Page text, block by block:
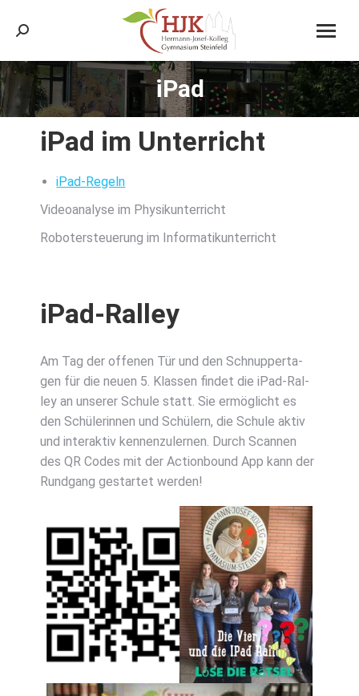
Search:
iPad
Sie befinden sich hier:
iPad im Unter­richt
iPad-Regeln
Video­ana­ly­se im Phy­sik­un­ter­richt
Robo­ter­steue­rung im Infor­ma­tik­un­ter­richt
iPad-Ral­ley
Am Tag der offe­nen Tür und den Schnup­per­ta­
gen für die neu­en 5. Klas­sen fin­det die iPad-Ral­
ley an unse­rer Schu­le statt. Sie ermög­licht es
den Schü­le­rin­nen und Schü­lern, die Schu­le aktiv
und inter­ak­tiv ken­nen­zu­ler­nen. Durch Scan­nen
des QR Codes mit der Action­bound App kann der
Rund­gang gestar­tet wer­den!